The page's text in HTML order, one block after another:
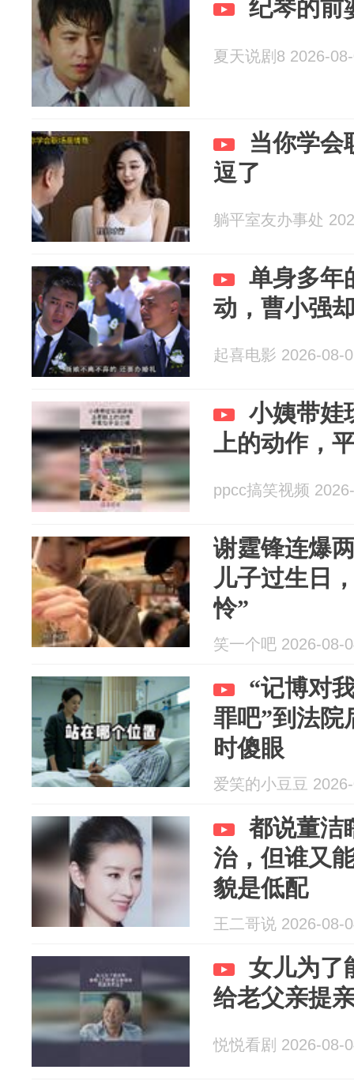
纪琴的前
夏天说剧8 2026-
当你学会
逗了
躺平室友办事处
单身多年
动，曹小强
起喜电影 2026-08-
小姨带娃
上的动作，
ppcc搞笑视频
谢霆锋连爆
儿子过生日
怜”
笑一个吧 2026-08-
“记博对
罪吧”到法院
时傻眼
爱笑的小豆豆
都说董洁
治，但谁又
貌是低配
王二哥说 2026-08-
女儿为了
给老父亲提
悦悦看剧 2026-08-